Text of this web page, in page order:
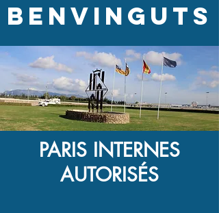
BENVINGUTS
PARIS INTERNES
AUTORISÉS